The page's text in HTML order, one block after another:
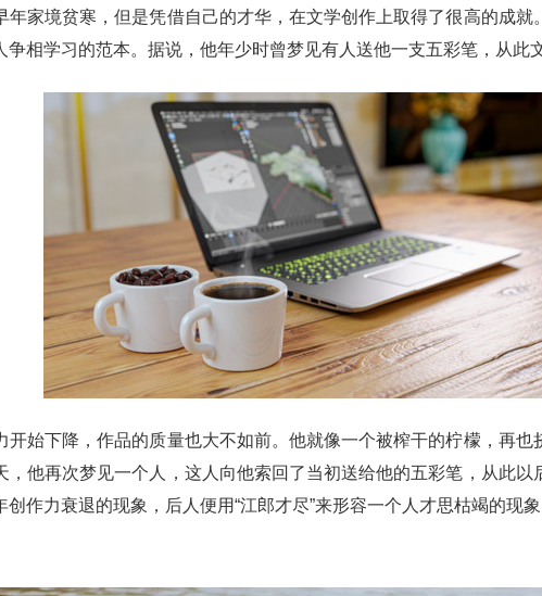
家境贫寒，但是凭借自己的才华，在文学创作上取得了很高的成就
争相学习的范本。据说，他年少时曾梦见有人送他一支五彩笔，从此
始下降，作品的质量也大不如前。他就像一个被榨干的柠檬，再
他再次梦见一个人，这人向他索回了当初送给他的五彩笔，从此
作力衰退的现象，后人便用“江郎才尽”来形容一个人才思枯竭的现象